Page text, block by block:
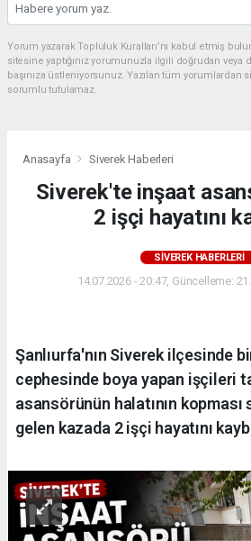
Yorum yazarak Topluluk Kuralları’nı kabul etmiş
sitesine yaptığınız yorumunuzla ilgili doğrudan veya
başınıza üstleniyorsunuz. Yazılan tüm
sorumlu tutulamaz.
Anasayfa Siverek Haberleri
Siverek'te inşaat
2 işçi hayatını
SIVEREK HABERLERI
14.07.2026 - 20:47, Güncelleme:
Şanlıurfa'nın Siverek ilçesinde
cephesinde boya yapan işçileri
asansörünün halatının
gelen kazada 2 işçi hayatını